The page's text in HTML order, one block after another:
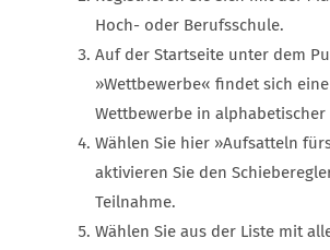
Hoch- oder Berufsschule.
Auf der Startseite unter dem
»Wettbewerbe« findet sich
Wettbewerbe in alphabetischer
Wählen Sie hier »Aufsatteln
aktivieren Sie den
Teilnahme.
Wählen Sie aus der Liste mit